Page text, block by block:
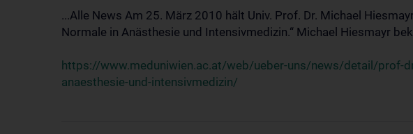
...Alle News Am 25. März 2010 hält Univ. Prof. Dr. Michael
Normale in Anästhesie und Intensivmedizin.“ Michael Hiesmayr
https://www.meduniwien.ac.at/web/ueber-uns/news/detail/prof-
anaesthesie-und-intensivmedizin/